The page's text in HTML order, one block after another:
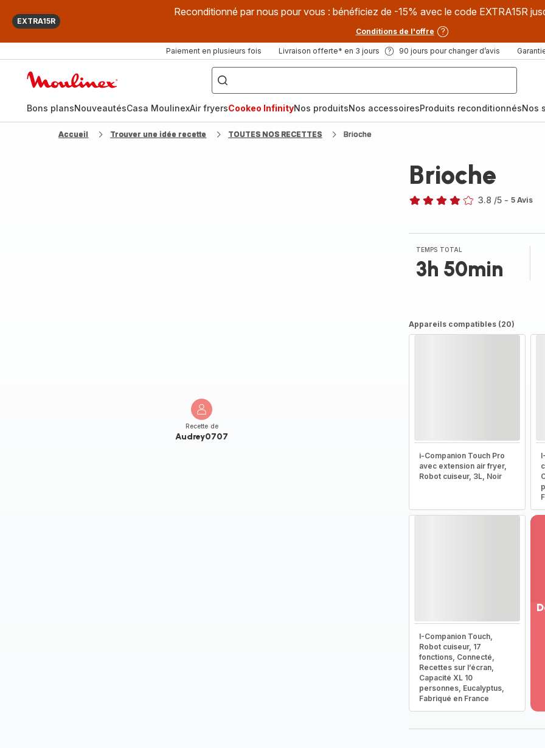
EXTRA15R
Reconditionné par nous pour vous : bénéficiez de -15% avec le code EXTRA15R
Conditions de l'offre
Paiement en plusieurs fois Livraison offerte* en 3 jours 90 jours pour changer d’avis
["Que
recherchez-
vous
?",
fryer",
"Companion"]
Bons plansNouveautésCasa MoulinexAir fryersCookeo InfinityNos produitsNos accessoiresProduits reconditionnésNos
Accueil Trouver une idée recette TOUTES NOS RECETTES Brioche
Recette de
Audrey0707
Brioche
3.8 /5 - 5 Avis
TEMPS TOTAL
3h 50min
Appareils compatibles (20)
i-Companion Touch Pro
avec extension air fryer,
Robot cuiseur, 3L, Noir
I-Companion Touch,
Robot cuiseur, 17
fonctions, Connecté,
Recettes sur l’écran,
Capacité XL 10
personnes, Eucalyptus,
Fabriqué en France